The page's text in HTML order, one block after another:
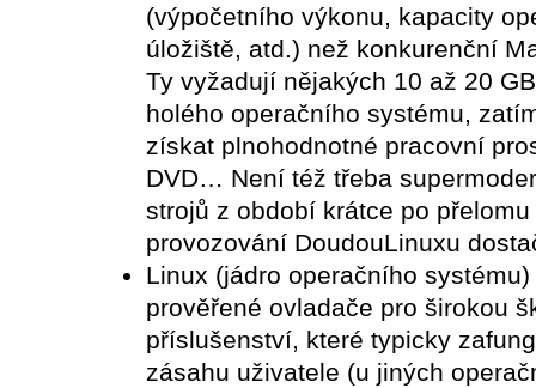
(výpočetního výkonu, kapacity
úložiště, atd.) než konkurenční
Ty vyžadují nějakých 10 až 20
holého operačního systému,
získat plnohodnotné pracovní
DVD… Není též třeba
strojů z období krátce po
provozování DoudouLinuxu
Linux (jádro operačního
prověřené ovladače pro širokou
příslušenství, které typicky
zásahu uživatele (u jiných